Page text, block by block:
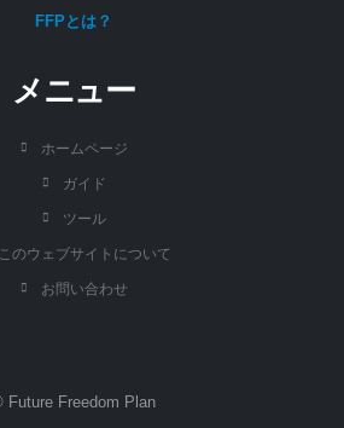
FFPとは？
メニュー
ホームページ
ガイド
ツール
このウェブサイトについて
お問い合わせ
Future Freedom Plan